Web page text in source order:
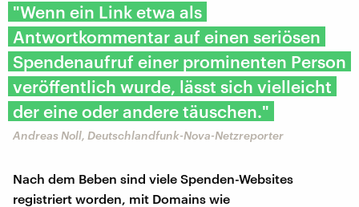
"Wenn ein Link etwa als
Antwortkommentar auf einen seriösen
Spendenaufruf einer prominenten Person
veröffentlich wurde, lässt sich vielleicht
der eine oder andere täuschen."
Andreas Noll, Deutschlandfunk-Nova-Netzreporter
Nach dem Beben sind viele Spenden-Websites
registriert worden, mit Domains wie